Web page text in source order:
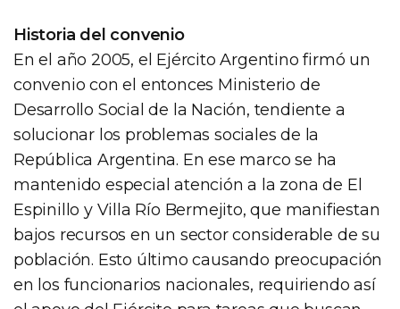
Historia del convenio
En el año 2005, el Ejército Argentino firmó un
convenio con el entonces Ministerio de
Desarrollo Social de la Nación, tendiente a
solucionar los problemas sociales de la
República Argentina. En ese marco se ha
mantenido especial atención a la zona de El
Espinillo y Villa Río Bermejito, que manifiestan
bajos recursos en un sector considerable de su
población. Esto último causando preocupación
en los funcionarios nacionales, requiriendo así